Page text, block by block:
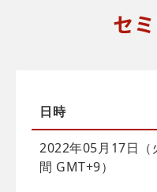
セ
日時
2022年05月17日
間 GMT+9）